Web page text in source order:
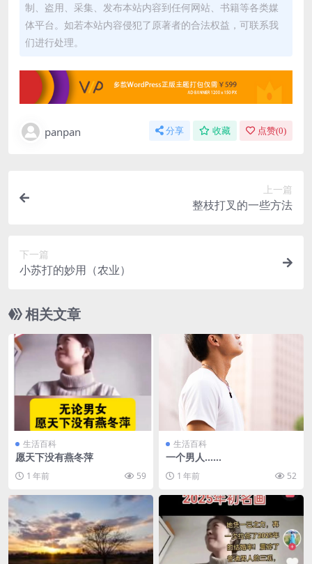
制、盗用、采集、发布本站内容到任何网站、书籍等各类媒
体平台。如若本站内容侵犯了原著者的合法权益，可联系我
们进行处理。
panpan 分享 收藏 点赞(0)
上一篇
整枝打叉的一些方法
下一篇
小苏打的妙用（农业）
相关文章
生活百科
愿天下没有燕冬萍
1 年前 59
生活百科
一个男人……
1 年前 52